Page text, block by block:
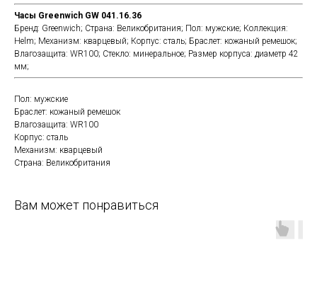
Часы Greenwich GW 041.16.36
Бренд: Greenwich; Страна: Великобритания; Пол: мужские; Коллекция:
Helm; Механизм: кварцевый; Корпус: сталь; Браслет: кожаный ремешок;
Влагозащита: WR100; Стекло: минеральное; Размер корпуса: диаметр 42
мм;
Пол: мужские
Браслет: кожаный ремешок
Влагозащита: WR100
Корпус: сталь
Механизм: кварцевый
Страна: Великобритания
Вам может понравиться